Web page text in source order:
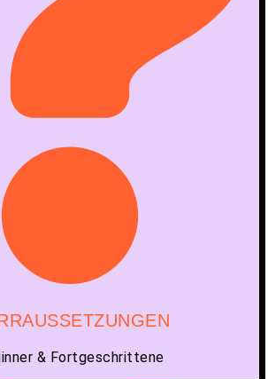
& Fortgeschrittene